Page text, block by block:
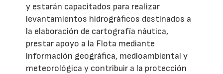
y estarán capacitados para realizar
levantamientos hidrográficos destinados a
la elaboración de cartografía náutica,
prestar apoyo a la Flota mediante
información geográfica, medioambiental y
meteorológica y contribuir a la protección